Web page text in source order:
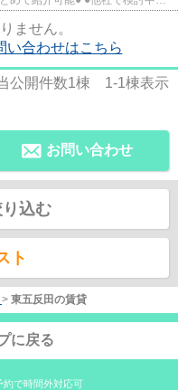
ません。
い合わせはこちら
公開件数1棟 1-1棟表示
お問い合わせ
込む
ト
> 東五反田の賃貸
に戻る
で時間外対応可